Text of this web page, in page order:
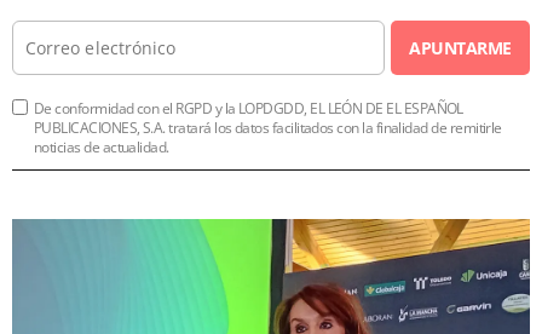
APUNTARME
De conformidad con el RGPD y la LOPDGDD, EL LEÓN DE EL ESPAÑOL
PUBLICACIONES, S.A. tratará los datos facilitados con la finalidad de remitirle
noticias de actualidad.